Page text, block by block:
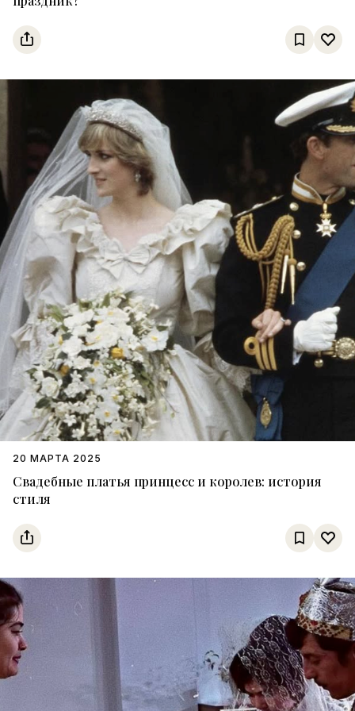
Свадебные платья принцесс и королев: история
стиля
20 МАРТА 2025